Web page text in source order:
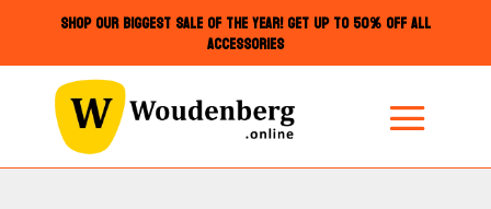
SHOP OUR BIGGEST SALE OF THE YEAR! GET UP TO 50% OFF ALL
ACCESSORIES